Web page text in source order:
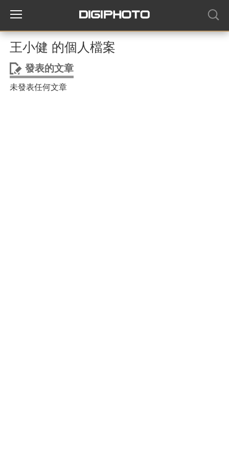
王小健 的個人檔案
發表的文章
未發表任何文章